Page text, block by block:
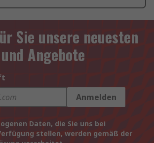
Sie unsere neuesten
Angebote
Anmelden
Daten, die Sie uns bei
stellen, werden gemäß der